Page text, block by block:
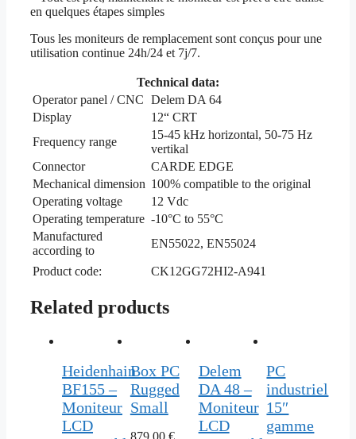
en quelques étapes simples
Tous les moniteurs de remplacement sont conçus pour une
utilisation continue 24h/24 et 7j/7.
Technical data:
Operator panel / CNC Delem DA 64
Display
12“ CRT
Frequency range
15-45 kHz horizontal, 50-75 Hz
vertikal
Connector
CARDE EDGE
Mechanical dimension 100% compatible to the original
Operating voltage
12 Vdc
Operating temperature -10°C to 55°C
Manufactured
according to
EN55022, EN55024
Product code: CK12GG72HI2-A941
Related products
Heidenhain
BF155 –
Moniteur
LCD
Box PC
Rugged
Small
Delem
DA 48 –
Moniteur
LCD
PC
industriel
15″
gamme